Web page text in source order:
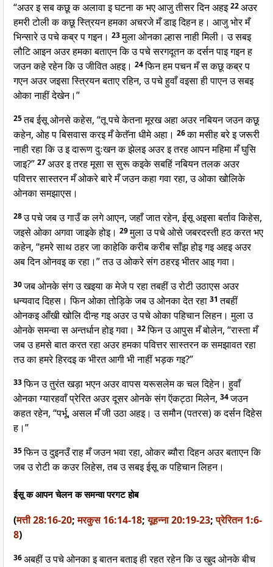
“अउर इ सब कछू क अलावा इ घटना क भए आजु तीसर दिन अहइ22अउर
हमरी टोली क कछू स्त्रियन हमका अचरजे मँ डाइ दिहन ह। आजु भोर मँ
भिन्सारे उ पचे कब्र प गइन। 23मुला ओनका ल्हास नाही मिली। उ सबइ
लौटि आइन अउर हमका बताएन कि उ पचे सरगदूतन क दर्सन पाइ गइन ह
जउन कहे रहेन कि उ जीवित अहइ। 24फिन हम पचन मँ स कछू कब्र प
गएन अउर जइसा स्त्रियन बताए रहिन, उ पचे हुवाँ वइसा ही पाएन उ सबइ
ओका नाहीं देखेन।”
25तब ईसू ओनसे कहेस, “तू पचे केतना मूरख अहा अउर नबियन जउन कछू
कहेन, ओह प बिसवास करइ मँ केतॅना धीमे अहा। 26का मसीह बरे इ जरूरी
नाही रहा कि उ इ दारूण दुःखन क झेलइ अउर इ तरह आपन महिमा मँ घुसि
जाइ?” 27अउर इ तरह मूसा स सुरू कइके सबहिं नबियन तलक अउर
पवित्तर सास्तरन मँ ओकरे बारे मँ जउन कहा गवा रहा, उ ओका खोलिके
ओनका समझाएस।
28उ पचे जब उ गाउँ क लगे आएन, जहाँ जात रहेन, ईसू अइसा बर्ताव किहेस,
जइसे ओका अगवा जाइके होइ। 29मुला उ पचे ओसे जबरदस्ती हठ करत भए
कहेन, “हमरे साथ ठहर जा काहेकि करीब करीब साँझ होइ गइ अहइ अउर
अब दिन ओनवइ क रहा।” तउ उ ओकरे संग ठहरइ भीतर आइ गवा।
30जब ओनके संग उ खइया क मेजे प रहा तबहीं उ रोटी उठाएस अउर
धन्यवाद दिहस। फिन ओका तोड़िके जब उ ओनका देत रहा 31तबहीं
ओनकइ आँखी खोलि दीन्ह गइ अउर उ पचे ओका पहिचान लिहन। मुला उ
ओनके समन्वा स अन्तर्धान होइ गवा। 32फिन उ आपुस मँ बोलेन, “रास्ता मँ
जब उ हमसे बात करत रहा अउर हमका पवित्तर सास्तरन क समझावत रहा
तउ का हमरे हिरदइ क भीरत आगी भी नाहीं भड़क गइ?”
33फिन उ तुरंत खड़ा भएन अउर वापस यरूसलेम क चल दिहेन। हुवाँ
ओनका ग्यारहवाँ प्रेरित अउर दूसर ओनके संग ऍकट्ठा मिलेन, 34जउन
कहत रहेन, “पर्भू, असल मँ जी उठा अहइ। उ समौन (पतरस) क दर्सन दिहेस
ह।”
35फिन उ दुइनउँ राह मँ जउन भवा रहा, ओकर ब्यौरा दिहन अउर बताएन कि
जब उ रोटी क कउर लिहेस, तब उ सबइ ईसू क पहिचान लिहन।
ईसू क आपन चेलन क समन्वा परगट होब
(मत्ती 28:16-20;मरकुस 16:14-18;यूहन्ना 20:19-23;प्रेरितन 1:6-
8)
36अबहीं उ पचे ओनका इ बातन बताइ ही रहत रहेन कि उ खुद ओनके बीच